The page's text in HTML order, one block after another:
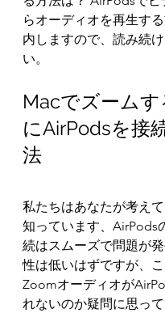
らオーディオを再生す
内しますので、読み続
い。
Macでズーム
にAirPodsを接
法
私たちはあなたが考え
知っています、AirPods
続はスムーズで問題が
性は低いはずですが、
Zoomオーディオが
れないのか疑問に思って